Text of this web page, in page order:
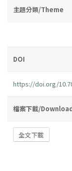
主題分類/Theme
DOI
https://doi.org/
檔案下載/
全文下載